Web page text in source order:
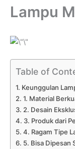
Lampu
Table of
Keunggulan
1. Material
2. Desain
3. Produk dari
4. Ragam Tipe
5. Bisa Dipesan